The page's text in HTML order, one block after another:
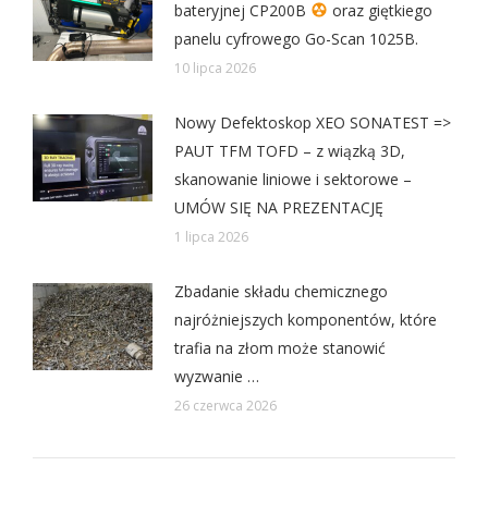
bateryjnej CP200B
oraz giętkiego
panelu cyfrowego Go-Scan 1025B.
10 lipca 2026
Nowy Defektoskop XEO SONATEST =>
PAUT TFM TOFD – z wiązką 3D,
skanowanie liniowe i sektorowe –
UMÓW SIĘ NA PREZENTACJĘ
1 lipca 2026
Zbadanie składu chemicznego
najróżniejszych komponentów, które
trafia na złom może stanowić
wyzwanie …
26 czerwca 2026